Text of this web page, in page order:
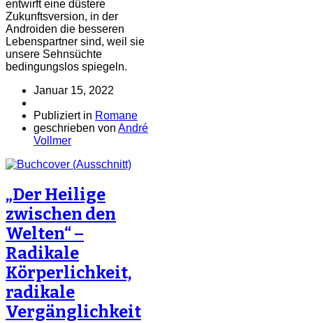
entwirft eine düstere
Zukunftsversion, in der
Androiden die besseren
Lebenspartner sind, weil sie
unsere Sehnsüchte
bedingungslos spiegeln.
Januar 15, 2022
Publiziert in Romane
geschrieben von André
Vollmer
„Der Heilige
zwischen den
Welten“ –
Radikale
Körperlichkeit,
radikale
Vergänglichkeit